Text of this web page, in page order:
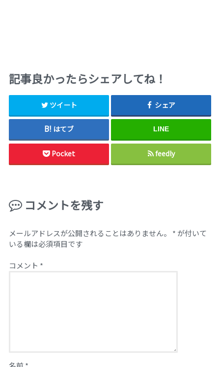
記事良かったらシェアしてね！
ツイート シェア
はてブ LINE
Pocket feedly
コメントを残す
メールアドレスが公開されることはありません。 * が付いて
いる欄は必須項目です
コメント *